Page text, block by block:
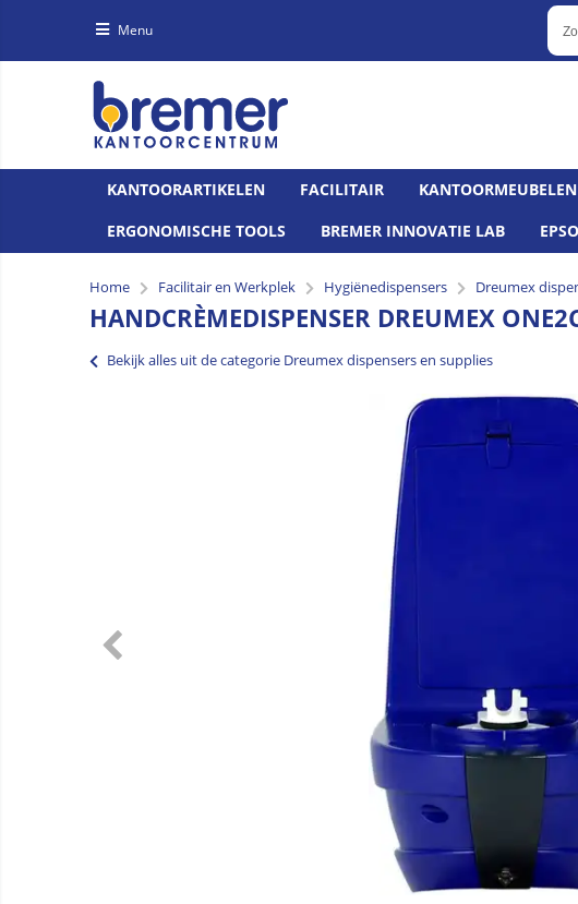
Menu
KANTOORARTIKELEN FACILITAIR KANTOORMEUBELEN
ERGONOMISCHE TOOLS
BREMER INNOVATIE LAB
Home Facilitair en Werkplek Hygiënedispensers Dreumex
HANDCRÈMEDISPENSER DREUMEX
Bekijk alles uit de categorie Dreumex dispensers en supplies